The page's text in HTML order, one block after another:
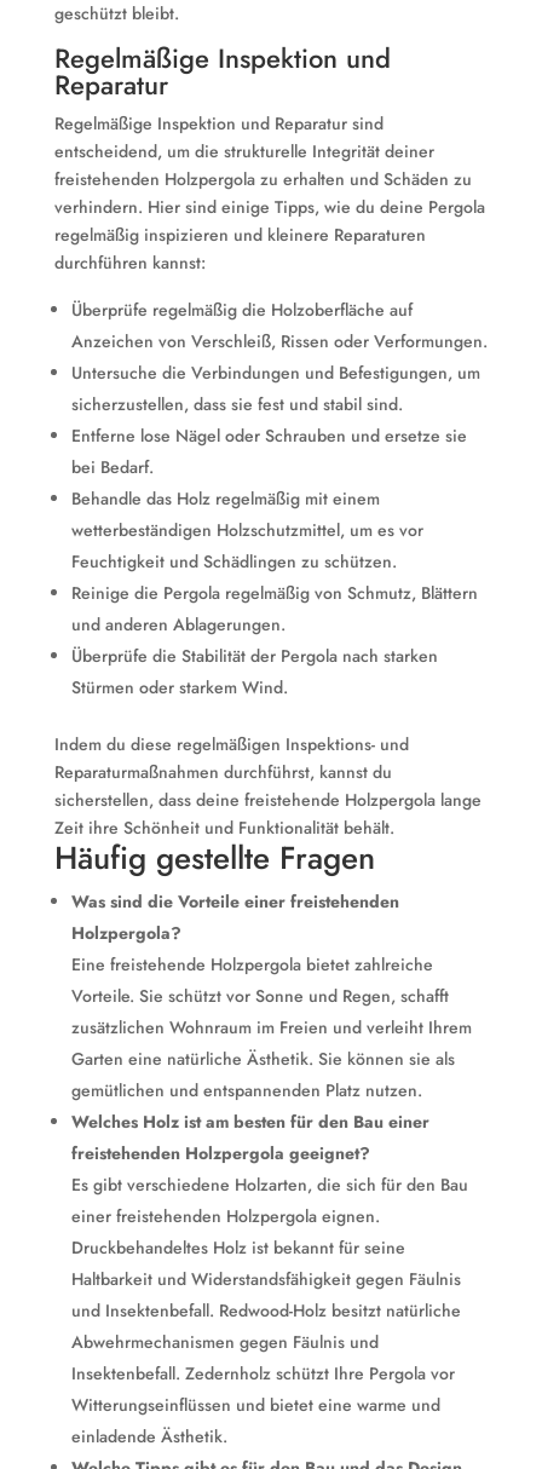
geschützt bleibt.
Regelmäßige Inspektion und
Reparatur
Regelmäßige Inspektion und Reparatur sind
entscheidend, um die strukturelle Integrität deiner
freistehenden Holzpergola zu erhalten und Schäden zu
verhindern. Hier sind einige Tipps, wie du deine Pergola
regelmäßig inspizieren und kleinere Reparaturen
durchführen kannst:
Überprüfe regelmäßig die Holzoberfläche auf
Anzeichen von Verschleiß, Rissen oder Verformungen.
Untersuche die Verbindungen und Befestigungen, um
sicherzustellen, dass sie fest und stabil sind.
Entferne lose Nägel oder Schrauben und ersetze sie
bei Bedarf.
Behandle das Holz regelmäßig mit einem
wetterbeständigen Holzschutzmittel, um es vor
Feuchtigkeit und Schädlingen zu schützen.
Reinige die Pergola regelmäßig von Schmutz, Blättern
und anderen Ablagerungen.
Überprüfe die Stabilität der Pergola nach starken
Stürmen oder starkem Wind.
Indem du diese regelmäßigen Inspektions- und
Reparaturmaßnahmen durchführst, kannst du
sicherstellen, dass deine freistehende Holzpergola lange
Zeit ihre Schönheit und Funktionalität behält.
Häufig gestellte Fragen
Was sind die Vorteile einer freistehenden
Holzpergola?
Eine freistehende Holzpergola bietet zahlreiche
Vorteile. Sie schützt vor Sonne und Regen, schafft
zusätzlichen Wohnraum im Freien und verleiht Ihrem
Garten eine natürliche Ästhetik. Sie können sie als
gemütlichen und entspannenden Platz nutzen.
Welches Holz ist am besten für den Bau einer
freistehenden Holzpergola geeignet?
Es gibt verschiedene Holzarten, die sich für den Bau
einer freistehenden Holzpergola eignen.
Druckbehandeltes Holz ist bekannt für seine
Haltbarkeit und Widerstandsfähigkeit gegen Fäulnis
und Insektenbefall. Redwood-Holz besitzt natürliche
Abwehrmechanismen gegen Fäulnis und
Insektenbefall. Zedernholz schützt Ihre Pergola vor
Witterungseinflüssen und bietet eine warme und
einladende Ästhetik.